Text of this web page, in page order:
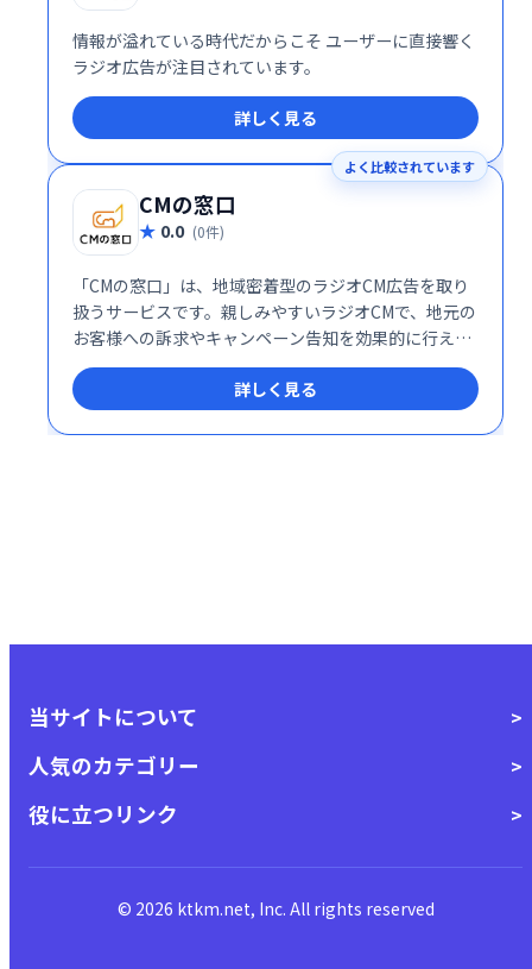
情報が溢れている時代だからこそ ユーザーに直接響く
ラジオ広告が注目されています。
詳しく見る
よく比較されています
CMの窓口
0.0 (0件)
「CMの窓口」は、地域密着型のラジオCM広告を取り
扱うサービスです。親しみやすいラジオCMで、地元の
お客様への訴求やキャンペーン告知を効果的に行えま
す。地域に根付いた販売促進に最適な、ローカルメデ
ィアならではの広告展開を支援します。
詳しく見る
当サイトについて
人気のカテゴリー
役に立つリンク
© 2026 ktkm.net, Inc. All rights reserved